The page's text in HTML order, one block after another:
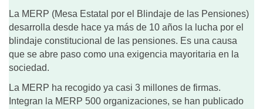
La MERP (Mesa Estatal por el Blindaje de las Pensiones)
desarrolla desde hace ya más de 10 años la lucha por el
blindaje constitucional de las pensiones. Es una causa
que se abre paso como una exigencia mayoritaria en la
sociedad.
La MERP ha recogido ya casi 3 millones de firmas.
Integran la MERP 500 organizaciones, se han publicado